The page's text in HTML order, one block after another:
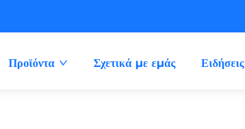
Προϊόντα Σχετικά με εμάς Ειδήσεις